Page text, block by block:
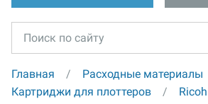
Главная
Расходные материалы
Картриджи для плоттеров
Ricoh